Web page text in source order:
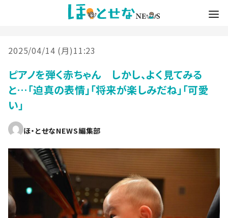
2025/04/14 (月)11:23
ピアノを弾く赤ちゃん しかし、よく見てみる
と…「迫真の表情」「将来が楽しみだね」「可愛
い」
ほ・とせなNEWS編集部